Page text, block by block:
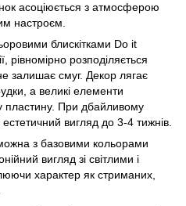
асоціюється з атмосферою
настроєм.
блискітками Do it
рівномірно розподіляється
залишає смуг. Декор лягає
а великі елементи
пластину. При дбайливому
вигляд до 3-4 тижнів.
з базовими кольорами
вигляд зі світлими і
характер як стриманих,